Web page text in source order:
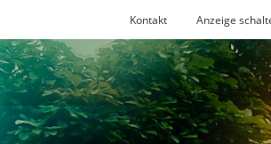
Kontakt Anzeige